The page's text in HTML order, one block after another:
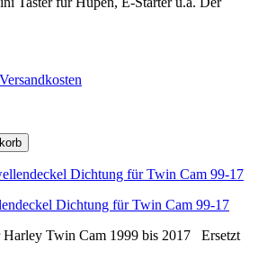
Dichtung für Twin Cam 99-17
Twin Cam 1999 bis 2017 Ersetzt